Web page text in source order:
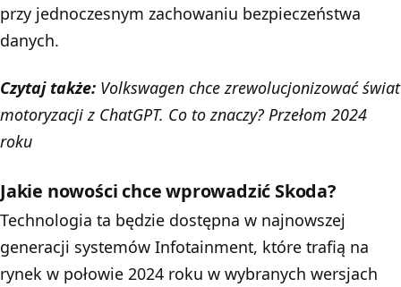
przy jednoczesnym zachowaniu bezpieczeństwa
danych.
Czytaj także: Volkswagen chce zrewolucjonizować świat
motoryzacji z ChatGPT. Co to znaczy? Przełom 2024
roku
Jakie nowości chce wprowadzić Skoda?
Technologia ta będzie dostępna w najnowszej
generacji systemów Infotainment, które trafią na
rynek w połowie 2024 roku w wybranych wersjach